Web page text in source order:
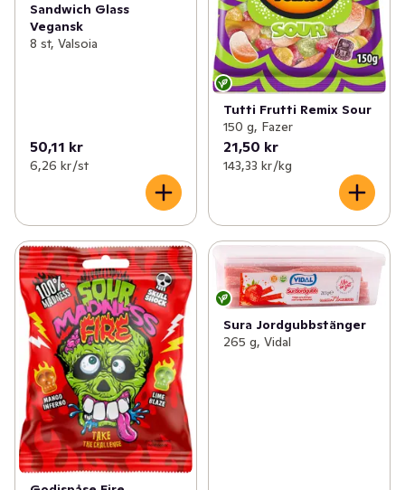
Sandwich Glass
Vegansk
8 st, Valsoia
50,11 kr
6,26 kr /st
Tutti Frutti Remix Sour
150 g, Fazer
21,50 kr
143,33 kr /kg
Sura Jordgubbstänger
265 g, Vidal